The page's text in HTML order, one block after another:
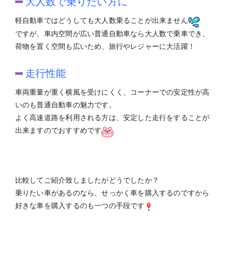
軽自動車ではどうしても大人数乗ることが出来ません
ですが、車内空間が広い普通自動車なら大人数で乗車でき、
荷物を置く空間も広いため、旅行やレジャーに大活躍！
走行性能
車両重量が重く横風を受けにくく、コーナーでの安定性が高
いのも普通自動車の魅力です。
よく高速道路を利用される方は、安定した走行をすることが
出来ますのでおすすめです
比較してご紹介致しましたがどうでしたか？
乗りたい車があるのなら、せっかく車を購入するのですから
好きな車を購入するのも一つの手段です